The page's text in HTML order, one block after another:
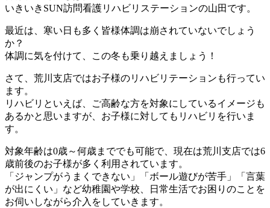
いきいきSUN訪問看護リハビリステーションの山田です。
最近は、寒い日も多く皆様体調は崩されていないでしょう
か？
体調に気を付けて、この冬も乗り越えましょう！
さて、荒川支店ではお子様のリハビリテーションも行ってい
ます。
リハビリといえば、ご高齢な方を対象にしているイメージも
あるかと思いますが、お子様に対してもリハビリを行いま
す。
対象年齢は0歳～何歳まででも可能で、現在は荒川支店では6
歳前後のお子様が多く利用されています。
「ジャンプがうまくできない」「ボール遊びが苦手」「言葉
が出にくい」など幼稚園や学校、日常生活でお困りのことを
お伺いしながら介入をしていきます。